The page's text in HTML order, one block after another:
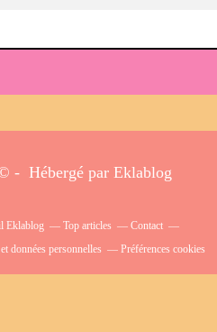
- Hébergé par Eklablog
Eklablog Top articles
Contact
données personnelles Préférences cookies